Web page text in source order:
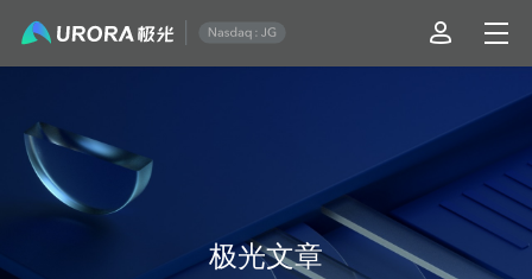
极光推送运营技术干货 - 第 4 页
极光文章